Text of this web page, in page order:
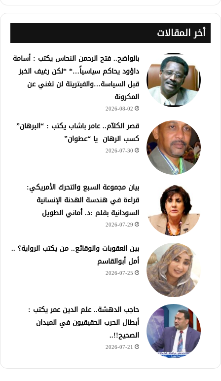
أخر المقالات
بالواضح.. فتح الرحمن النحاس يكتب : أسامة
داؤود يحاكم سياسياً…* *لكن رغيف الخبز
قبل السياسة…والفيتريتة لن تغني عن
المكرونة
2026-08-02
قصر الكلآم.. عامر باشاب يكتب : “البرهان”
كسب الرهان يا “عطوان”
2026-07-30
بيان مجموعة السبع والتحرك الأمريكي:
قراءة في هندسة الهدنة الإنسانية
السودانية بقلم :د. أماني الطويل
2026-07-29
بين العقوبات والوقائع.. من يكتب الرواية؟ ..
أمل أبوالقاسم
2026-07-25
حاجب الدهشة.. علم الدين عمر يكتب :
أبطال الحرب الحقيقيون في الميدان
الصحيح!!..
2026-07-21